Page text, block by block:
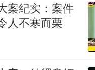
案纪实：案件
人不寒而栗